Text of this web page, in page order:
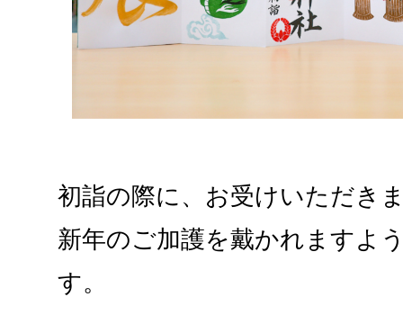
初詣の際に、お受けいただき
新年のご加護を戴かれますよ
す。